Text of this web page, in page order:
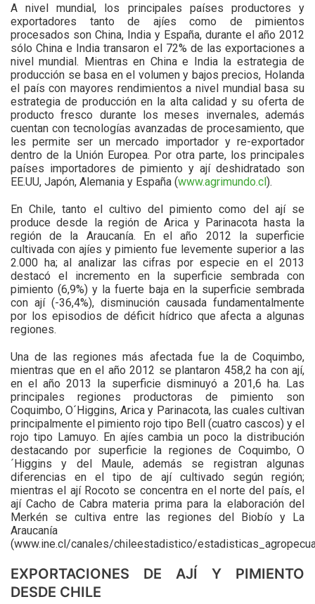
A nivel mundial, los principales países productores y
exportadores tanto de ajíes como de pimientos
procesados son China, India y España, durante el año 2012
sólo China e India transaron el 72% de las exportaciones a
nivel mundial. Mientras en China e India la estrategia de
producción se basa en el volumen y bajos precios, Holanda
el país con mayores rendimientos a nivel mundial basa su
estrategia de producción en la alta calidad y su oferta de
producto fresco durante los meses invernales, además
cuentan con tecnologías avanzadas de procesamiento, que
les permite ser un mercado importador y re-exportador
dentro de la Unión Europea. Por otra parte, los principales
países importadores de pimiento y ají deshidratado son
EE.UU, Japón, Alemania y España (www.agrimundo.cl).
En Chile, tanto el cultivo del pimiento como del ají se
produce desde la región de Arica y Parinacota hasta la
región de la Araucanía. En el año 2012 la superficie
cultivada con ajíes y pimiento fue levemente superior a las
2.000 ha; al analizar las cifras por especie en el 2013
destacó el incremento en la superficie sembrada con
pimiento (6,9%) y la fuerte baja en la superficie sembrada
con ají (-36,4%), disminución causada fundamentalmente
por los episodios de déficit hídrico que afecta a algunas
regiones.
Una de las regiones más afectada fue la de Coquimbo,
mientras que en el año 2012 se plantaron 458,2 ha con ají,
en el año 2013 la superficie disminuyó a 201,6 ha. Las
principales regiones productoras de pimiento son
Coquimbo, O´Higgins, Arica y Parinacota, las cuales cultivan
principalmente el pimiento rojo tipo Bell (cuatro cascos) y el
rojo tipo Lamuyo. En ajíes cambia un poco la distribución
destacando por superficie la regiones de Coquimbo, O
´Higgins y del Maule, además se registran algunas
diferencias en el tipo de ají cultivado según región;
mientras el ají Rocoto se concentra en el norte del país, el
ají Cacho de Cabra materia prima para la elaboración del
Merkén se cultiva entre las regiones del Biobío y La
Araucanía
(www.ine.cl/canales/chileestadistico/
EXPORTACIONES DE AJÍ Y PIMIENTO
DESDE CHILE